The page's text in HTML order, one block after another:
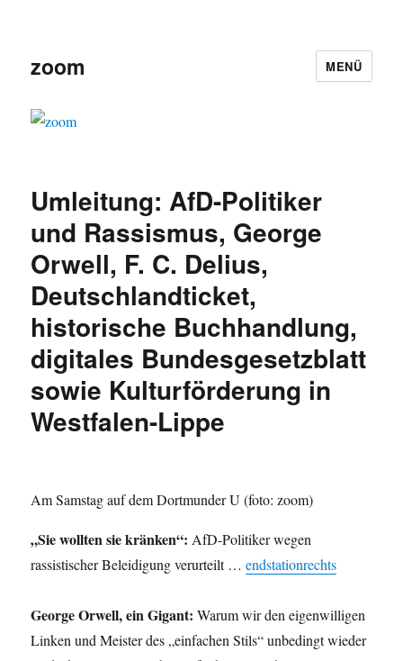
zoom MENÜ
Umleitung: AfD-Politiker
und Rassismus, George
Orwell, F. C. Delius,
Deutschlandticket,
historische Buchhandlung,
digitales Bundesgesetzblatt
sowie Kulturförderung in
Westfalen-Lippe
Am Samstag auf dem Dortmunder U (foto: zoom)
„Sie wollten sie kränken“: AfD-Politiker wegen
rassistischer Beleidigung verurteilt …endstationrechts
George Orwell, ein Gigant: Warum wir den eigenwilligen
Linken und Meister des „einfachen Stils“ unbedingt wieder